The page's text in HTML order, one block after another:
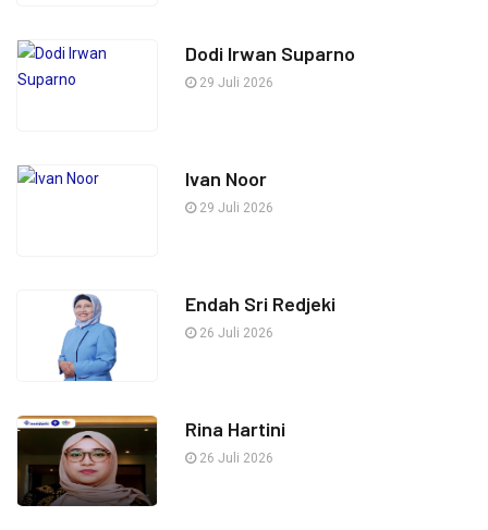
Dodi Irwan Suparno
29 Juli 2026
Ivan Noor
29 Juli 2026
Endah Sri Redjeki
26 Juli 2026
Rina Hartini
26 Juli 2026